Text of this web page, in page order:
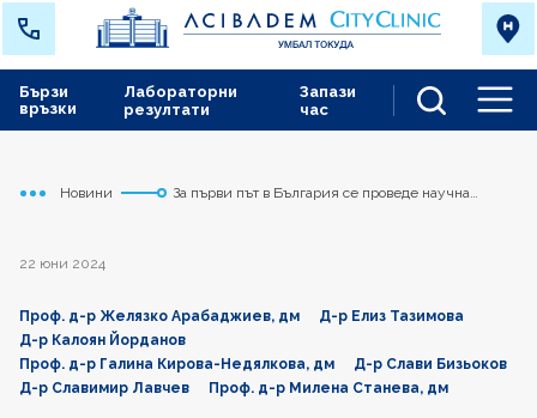
Лабораторни
резултати
Запази
час
Бързи
връзки
Начало
Токуда
Новини
За първи път в България се проведе научна
22 юни 2024
Проф. д-р Желязко Арабаджиев, дм
Д-р Елиз Тазимова
Д-р Калоян Йорданов
Проф. д-р Галина Кирова-Недялкова, дм
Д-р Слави Бизьоков
Д-р Славимир Лавчев
Проф. д-р Милена Станева, дм